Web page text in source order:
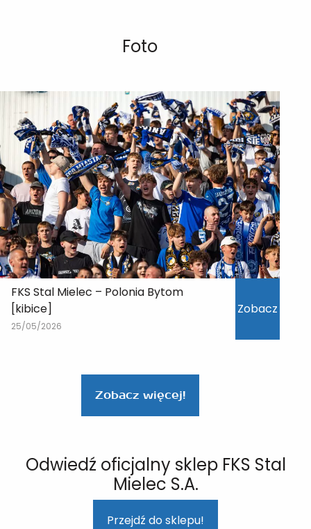
Foto
FKS Stal Mielec – Polonia Bytom
[kibice]
25/05/2026
Zobacz
Zobacz więcej!
Odwiedź oficjalny sklep FKS Stal
Mielec S.A.
Przejdź do sklepu!